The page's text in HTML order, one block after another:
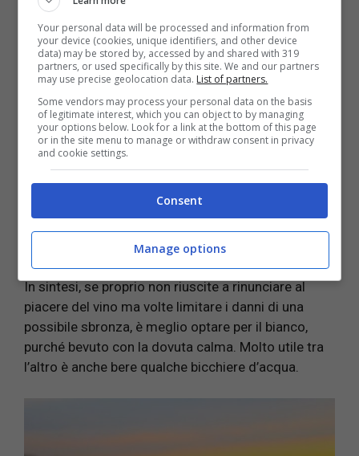
Una sbronza può arrivare anche con il vino bianco
se questo è ingerito astomaco vuotoo in
abbinamentoa cocktail o altrebevande alcoliche
ad esempio.
Un altrofattoreche incide è lavelocitàcon la quale
beviamo questa bevanda, sia rosso che bianco.
Bere troppo in fretta, infatti, non solo velocizza il
processo di ubriacatura ma può anche renderla
particolarmente pesante.
VINO SI O VINO NO? LA RISPOSTA
DELLA SCIENZA SU BENEFICI E QUANTITA’
In sintesi, se proprio non riuscite a rinunciare al
piacere del vino ma volte limitare i danni di una
possibile sbronza, è meglio optare per il bianco,
purché bevuto con la dovuta calma. Molto utile tra
l’altro è anche bere qualche bicchiere d’acqua.
Your personal data will be processed and information from
your device (cookies, unique identifiers, and other device
data) may be stored by, accessed by and shared with 319
partners, or used specifically by this site. We and our partners
may use precise geolocation data. List of partners.
Some vendors may process your personal data on the basis
of legitimate interest, which you can object to by managing
your options below. Look for a link at the bottom of this page
or in the site menu to manage or withdraw consent in privacy
and cookie settings.
Consent
Manage options